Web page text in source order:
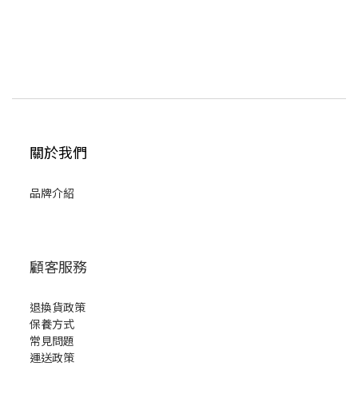
關於我們
品牌介紹
顧客服務
退換貨政策
保養方式
常見問題
運送政策